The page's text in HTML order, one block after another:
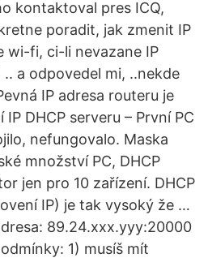
kontaktoval pres ICQ,
poradit, jak zmenit IP
wi-fi, ci-li nevazane IP
a odpovedel mi, ..nekde
IP adresa routeru je
DHCP serveru – První PC
nefungovalo. Maska
množství PC, DHCP
jen pro 10 zařízení. DHCP
IP) je tak vysoký že …
89.24.xxx.yyy:20000
1) musíš mít